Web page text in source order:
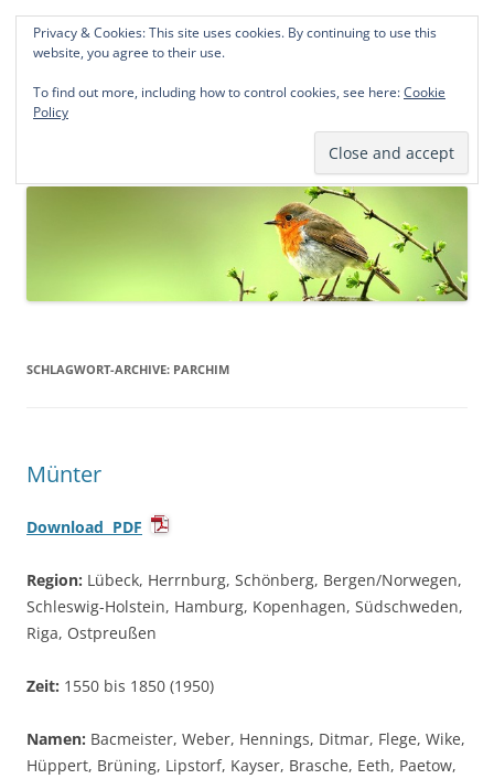
Norddeutsche Genealogien
Michael Kohlhaas und Jens Kirchhoff
springen
SCHLAGWORT-ARCHIVE: PARCHIM
Münter
Download PDF
Region: Lübeck, Herrnburg, Schönberg, Bergen/Norwegen,
Schleswig-Holstein, Hamburg, Kopenhagen, Südschweden,
Riga, Ostpreußen
Zeit: 1550 bis 1850 (1950)
Namen: Bacmeister, Weber, Hennings, Ditmar, Flege, Wike,
Hüppert, Brüning, Lipstorf, Kayser, Brasche, Eeth, Paetow,
Privacy & Cookies: This site uses cookies. By continuing to use this
website, you agree to their use.
To find out more, including how to control cookies, see here:Cookie
Policy